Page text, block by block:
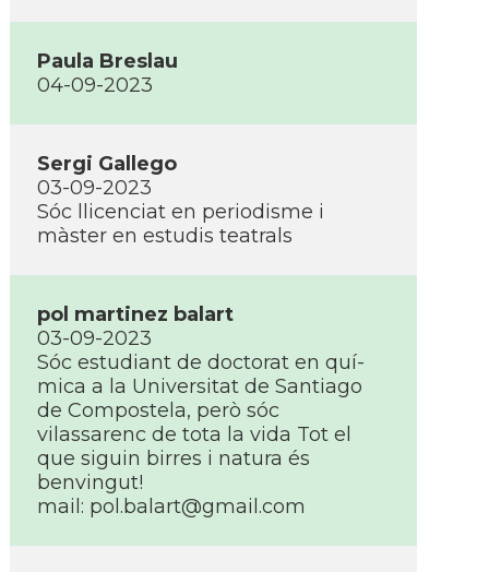
Paula Breslau
04-09-2023
Sergi Gallego
03-09-2023
Sóc llicenciat en periodisme i
màster en estudis teatrals
pol martinez balart
03-09-2023
Sóc estudiant de doctorat en quí­
mica a la Universitat de Santiago
de Compostela, però sóc
vilassarenc de tota la vida Tot el
que siguin birres i natura és
benvingut!
mail: pol.balart@gmail.com